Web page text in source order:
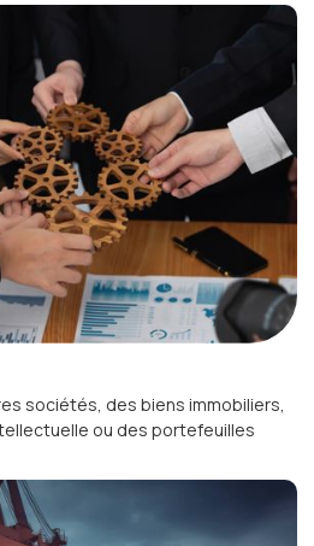
sociétés, des biens immobiliers,
ou des portefeuilles